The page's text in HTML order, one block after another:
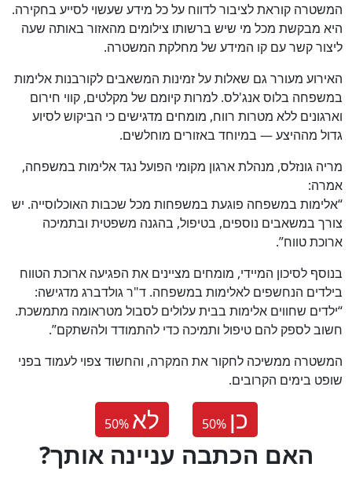
המשטרה קוראת לציבור לדווח על כל מידע שעשוי לסייע בחקירה.
היא מבקשת מכל מי שיש ברשותו צילומים מהאזור באותה שעה
ליצור קשר עם קו המידע של מחלקת המשטרה.
האירוע מעורר גם שאלות על זמינות המשאבים לקורבנות אלימות
במשפחה בלוס אנג'לס. למרות קיומם של מקלטים, קווי חירום
וארגונים ללא מטרות רווח, מומחים מדגישים כי הביקוש לסיוע
גדול מההיצע — במיוחד באזורים מוחלשים.
מריה גונזלס, מנהלת ארגון מקומי הפועל נגד אלימות במשפחה,
אמרה:
“אלימות במשפחה פוגעת במשפחות מכל שכבות האוכלוסייה. יש
צורך במשאבים נוספים, בטיפול, בהגנה משפטית ובתמיכה
ארוכת טווח”.
בנוסף לסיכון המיידי, מומחים מציינים את הפגיעה ארוכת הטווח
בילדים הנחשפים לאלימות במשפחה. ד"ר גולדברג מדגישה:
“ילדים שחווים אלימות בבית עלולים לסבול מטראומה מתמשכת.
חשוב לספק להם טיפול ותמיכה כדי להתמודד ולהשתקם”.
המשטרה ממשיכה לחקור את המקרה, והחשוד צפוי לעמוד בפני
שופט בימים הקרובים.
50% לא 50% כן
?האם הכתבה עניינה אותך